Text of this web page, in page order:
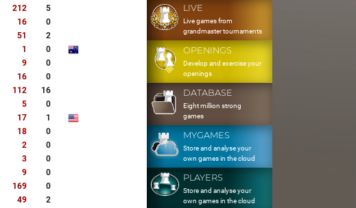
212
5
16
0
51
2
1
0
9
0
16
0
112
16
5
0
17
1
18
0
2
0
3
0
9
0
169
0
49
2
LIVE
Live games from
grandmaster tournaments
OPENINGS
Develop and exercise your
openings
DATABASE
Eight million strong
games
MYGAMES
Store and analyse your
own games in the cloud
PLAYERS
Store and analyse your
own games in the cloud